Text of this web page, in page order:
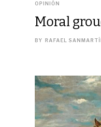
OPINIÓN
Moral
BY RAFAEL